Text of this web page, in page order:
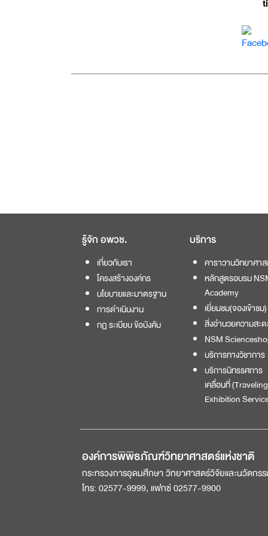
รู้จัก อพวช.
เกี่ยวกับเรา
โครงสร้างองค์กร
นโยบายและมาตรฐาน
การดำเนินงาน
กฏ ระเบียบ ข้อบังคับ
บริการ
คาราวานวิทยาศา
หลักสูตรอบรม
Academy
เยี่ยมชม(จองเข้าชม)
สิ่งอำนวยความสะ
NSM
บริการทางวิชาการ
บริการนิทรรศการ
เคลื่อนที่ (Traveling
Exhibition
องค์การพิพิธภัณฑ์วิทยาศาสตร์แห่งชาติ
กระทรวงการอุดมศึกษา วิทยาศาสตร์วิจัยและนวัตก
โทร: 02577-9999, แฟกซ์ 02577-9900